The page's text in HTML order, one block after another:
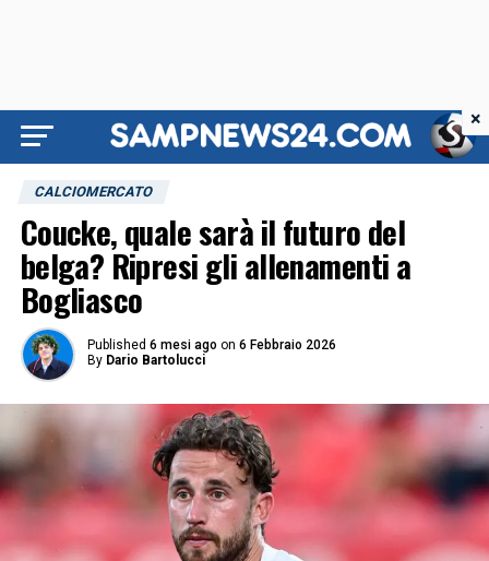
CALCIOMERCATO
Coucke, quale sarà il futuro del
belga? Ripresi gli allenamenti a
Bogliasco
Published 6 mesi ago on 6 Febbraio 2026
By Dario Bartolucci
×